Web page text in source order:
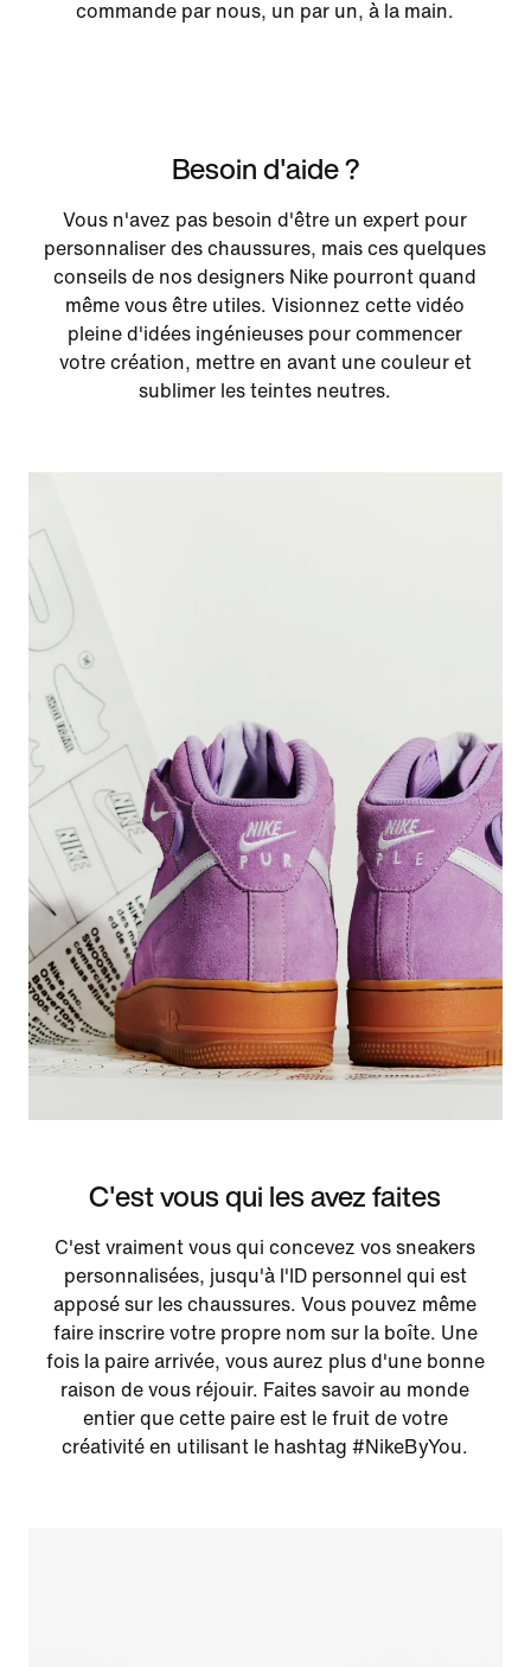
commande par nous, un par un, à la main.
Besoin d'aide ?
Vous n'avez pas besoin d'être un expert pour
personnaliser des chaussures, mais ces quelques
conseils de nos designers Nike pourront quand
même vous être utiles. Visionnez cette vidéo
pleine d'idées ingénieuses pour commencer
votre création, mettre en avant une couleur et
sublimer les teintes neutres.
C'est vous qui les avez faites
C'est vraiment vous qui concevez vos sneakers
personnalisées, jusqu'à l'ID personnel qui est
apposé sur les chaussures. Vous pouvez même
faire inscrire votre propre nom sur la boîte. Une
fois la paire arrivée, vous aurez plus d'une bonne
raison de vous réjouir. Faites savoir au monde
entier que cette paire est le fruit de votre
créativité en utilisant le hashtag #NikeByYou.